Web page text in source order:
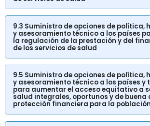
9.3 Suministro de opciones de política,
y asesoramiento técnico a los países
la regulación de la prestación y del
de los servicios de salud
9.5 Suministro de opciones de política,
y asesoramiento técnico a los países y
para aumentar el acceso equitativo a
salud integrales, oportunos y de buena
protección financiera para la